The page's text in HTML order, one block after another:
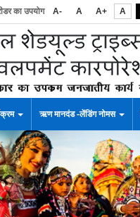
का उपयोग A- A A+ A
ऋण मानदंड -लेंडिंग नोमस